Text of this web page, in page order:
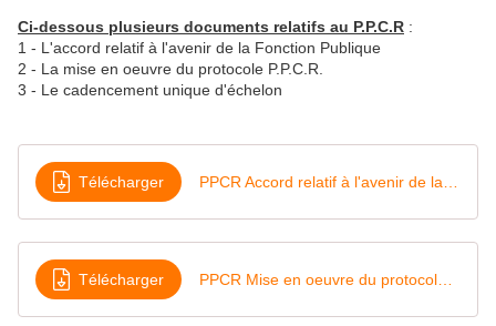
Ci-dessous plusieurs documents relatifs au P.P.C.R :
1 - L'accord relatif à l'avenir de la Fonction Publique
2 - La mise en oeuvre du protocole P.P.C.R.
3 - Le cadencement unique d'échelon
Télécharger
Télécharger